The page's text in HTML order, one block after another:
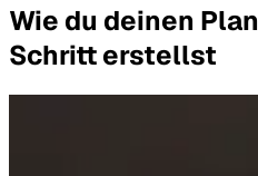
Wie du deinen
Schritt erstellst